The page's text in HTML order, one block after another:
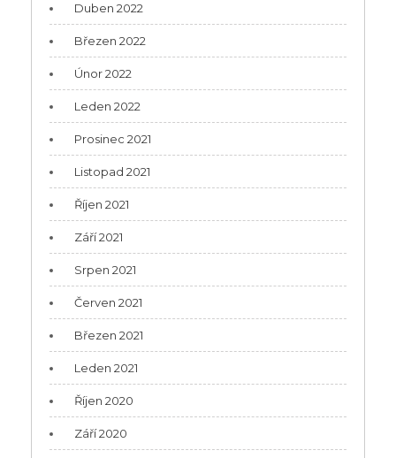
Duben 2022
Březen 2022
Únor 2022
Leden 2022
Prosinec 2021
Listopad 2021
Říjen 2021
Září 2021
Srpen 2021
Červen 2021
Březen 2021
Leden 2021
Říjen 2020
Září 2020